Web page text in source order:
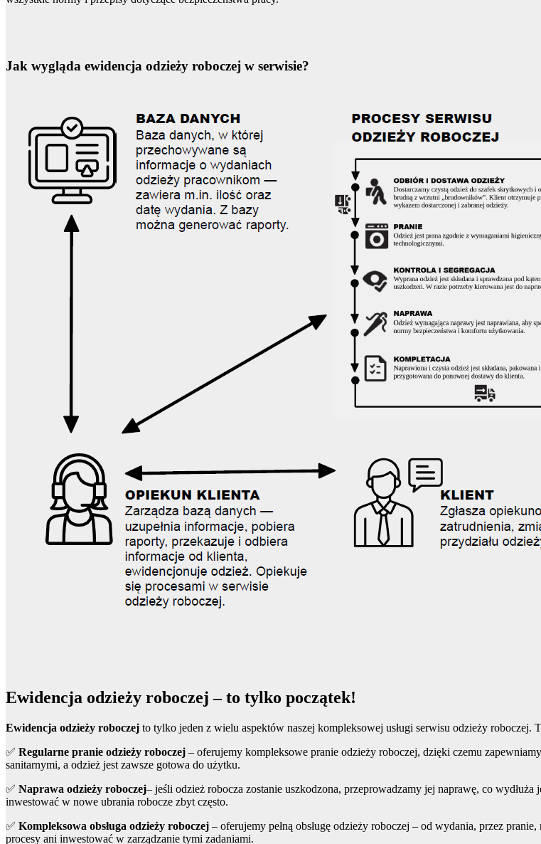
Jak wygląda ewidencja odzieży roboczej w serwisie?
Ewidencja odzieży roboczej – to tylko początek!
Ewidencja odzieży roboczej to tylko jeden z wielu aspektów naszej kompleksowej usługi serwisu odzieży
✅ Regularne pranie odzieży roboczej – oferujemy kompleksowe pranie odzieży roboczej, dzięki czemu
sanitarnymi, a odzież jest zawsze gotowa do użytku.
✅ Naprawa odzieży roboczej– jeśli odzież robocza zostanie uszkodzona, przeprowadzamy jej naprawę, co
inwestować w nowe ubrania robocze zbyt często.
✅ Kompleksowa obsługa odzieży roboczej – oferujemy pełną obsługę odzieży roboczej – od wydania, przez
procesy ani inwestować w zarządzanie tymi zadaniami.